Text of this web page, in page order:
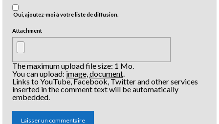
Oui, ajoutez-moi à votre liste de diffusion.
Attachment
The maximum upload file size: 1 Mo.
You can upload:image document
Links to YouTube, Facebook, Twitter and other services
inserted in the comment text will be automatically
embedded.